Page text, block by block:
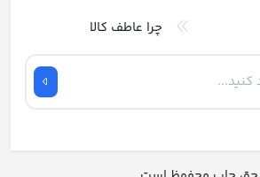
چرا عاطف کالا